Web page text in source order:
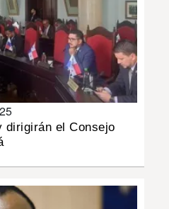
dirigirán el Consejo